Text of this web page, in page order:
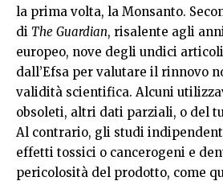
la prima volta, la Monsanto.
di The Guardian, risalente agli
europeo, nove degli undici
dall’Efsa per valutare il rinnovo
validità scientifica. Alcuni
obsoleti, altri dati parziali, o del
Al contrario, gli studi
effetti tossici o cancerogeni e
pericolosità del prodotto, come